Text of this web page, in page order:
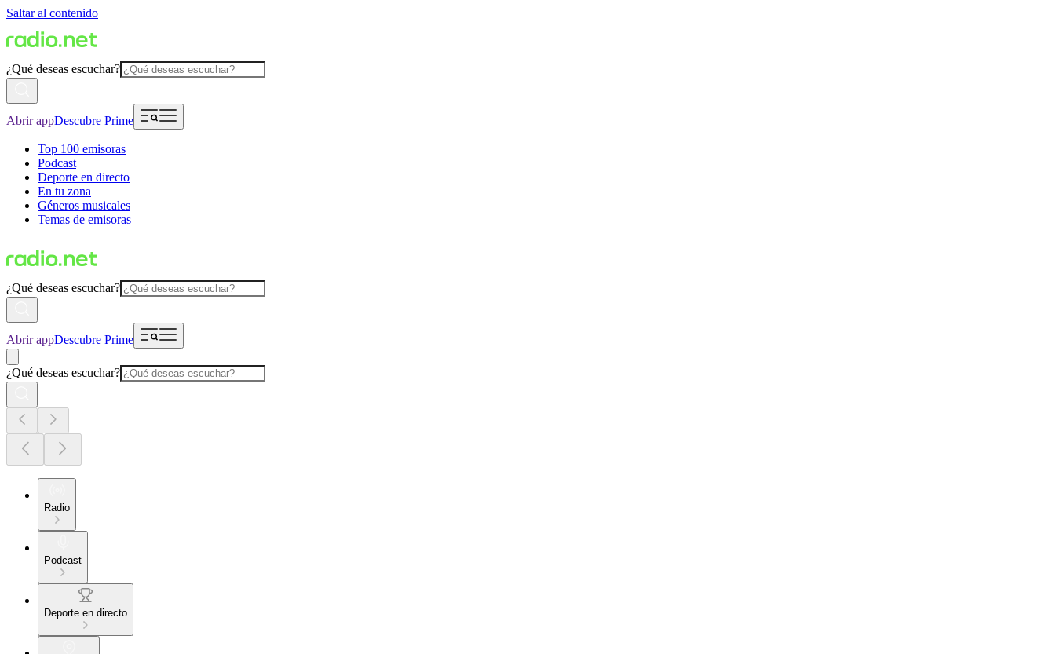
Saltar al contenido
¿Qué deseas escuchar?
Abrir appDescubre Prime
Top 100 emisoras
Podcast
Deporte en directo
En tu zona
Géneros musicales
Temas de emisoras
¿Qué deseas escuchar?
Abrir appDescubre Prime
¿Qué deseas escuchar?
Radio
Podcast
Deporte en directo